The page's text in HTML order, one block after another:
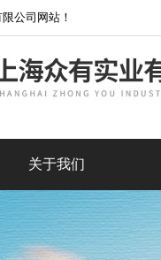
公司网站！
关于我们